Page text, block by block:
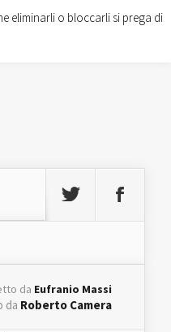
da Eufranio Massi
da Roberto Camera
eliminarli o bloccarli si prega di